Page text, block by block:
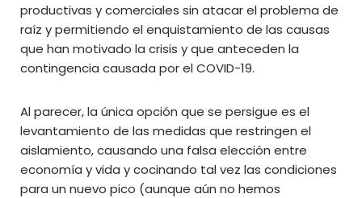
productivas y comerciales sin atacar el problema de
raíz y permitiendo el enquistamiento de las causas
que han motivado la crisis y que anteceden la
contingencia causada por el COVID-19.
Al parecer, la única opción que se persigue es el
levantamiento de las medidas que restringen el
aislamiento, causando una falsa elección entre
economía y vida y cocinando tal vez las condiciones
para un nuevo pico (aunque aún no hemos